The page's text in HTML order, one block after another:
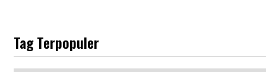
Tag Terpopuler